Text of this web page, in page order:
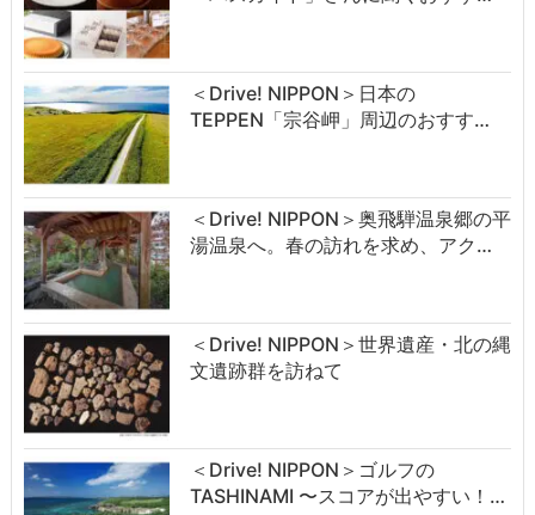
＜Drive! NIPPON＞日本の
TEPPEN「宗谷岬」周辺のおすす…
＜Drive! NIPPON＞奥飛騨温泉郷の平
湯温泉へ。春の訪れを求め、アク…
＜Drive! NIPPON＞世界遺産・北の縄
文遺跡群を訪ねて
＜Drive! NIPPON＞ゴルフの
TASHINAMI 〜スコアが出やすい！…